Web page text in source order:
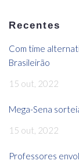
Recentes
Com time
Brasileirão
15 out, 2022
Mega-Sena
15 out, 2022
Professores